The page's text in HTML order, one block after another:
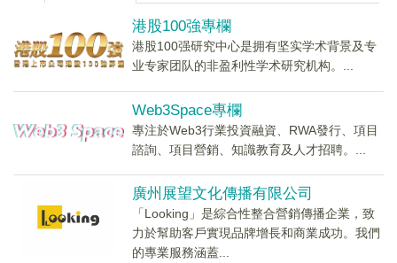
港股100強專欄
港股100强研究中心是拥有坚实学术背景及专
业专家团队的非盈利性学术研究机构。...
Web3Space專欄
專注於Web3行業投資融資、RWA發行、項目
諮詢、項目營銷、知識教育及人才招聘。...
廣州展望文化傳播有限公司
「Looking」是綜合性整合營銷傳播企業，致
力於幫助客戶實現品牌增長和商業成功。我們
的專業服務涵蓋...